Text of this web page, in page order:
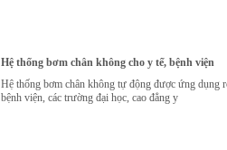
Hệ thống bơm chân không cho y tế, bệnh viện
Hệ thống bơm chân không tự động được ứng dụng
bệnh viện, các trường đại học, cao đẳng y